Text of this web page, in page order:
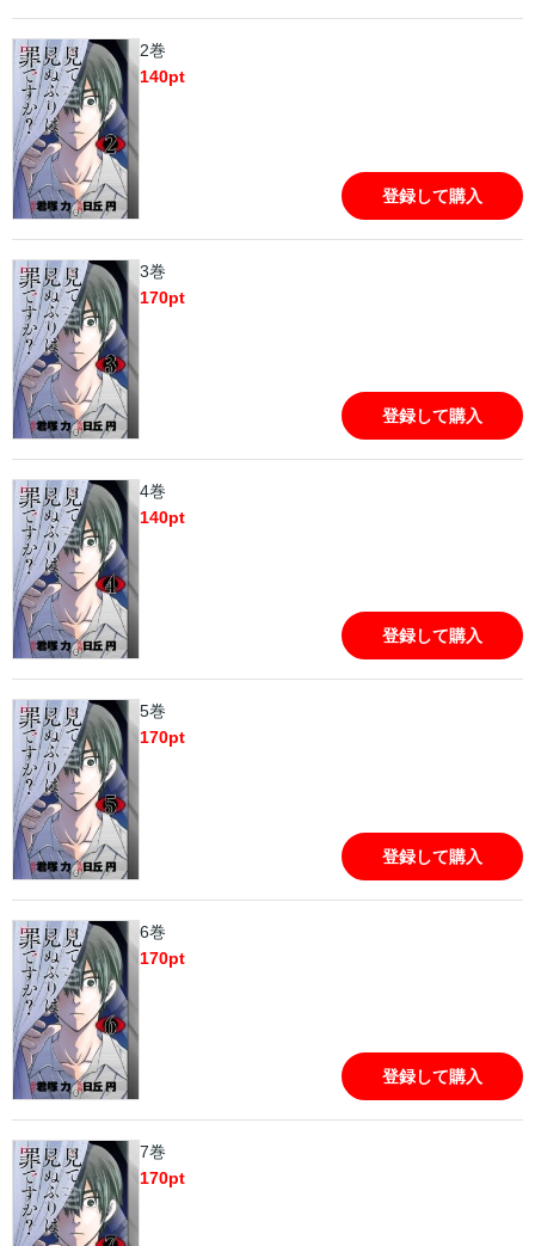
2巻
140pt
登録して購入
3巻
170pt
登録して購入
4巻
140pt
登録して購入
5巻
170pt
登録して購入
6巻
170pt
登録して購入
7巻
170pt